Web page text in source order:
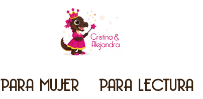
PARA MUJER PARA LECTURA